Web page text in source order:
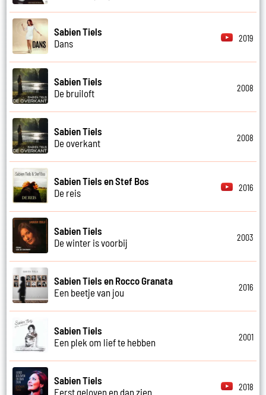
Sabien Tiels
Dans
2019
Sabien Tiels
De bruiloft
2008
Sabien Tiels
De overkant
2008
Sabien Tiels en Stef Bos
De reis
2016
Sabien Tiels
De winter is voorbij
2003
Sabien Tiels en Rocco Granata
Een beetje van jou
2016
Sabien Tiels
Een plek om lief te hebben
2001
Sabien Tiels
Eerst geloven en dan zien
2018